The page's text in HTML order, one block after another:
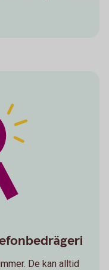
De kan alltid